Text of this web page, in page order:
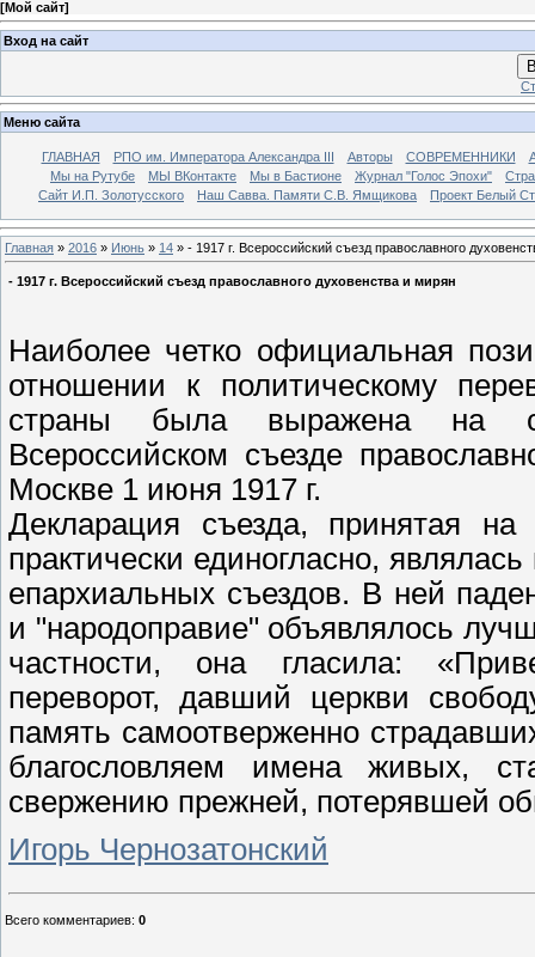
[Мой сайт]
Вход на сайт
Меню сайта
ГЛАВНАЯ РПО им. Императора Александра III Авторы СОВРЕМЕННИКИ
Мы на Рутубе
МЫ ВКонтакте Мы в Бастионе Журнал "Голос Эпохи"
Сайт И.П. Золотусского
Наш Савва. Памяти С.В. Ямщикова Проект Белый
Главная » 2016 » Июнь » 14 » - 1917 г. Всероссийский съезд православного
- 1917 г. Всероссийский съезд православного духовенства и мирян
Наиболее четко официальная
отношении к политическому
страны была выражена на
Всероссийском съезде
Москве 1 июня 1917 г.
Декларация съезда, принятая
практически единогласно,
епархиальных съездов. В ней
и "народоправие" объявлялось
частности, она гласила:
переворот, давший церкви
память самоотверженно
благословляем имена живых,
свержению прежней, потерявшей
Игорь Чернозатонский
Всего комментариев: 0